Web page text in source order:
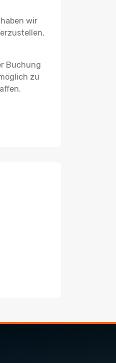
wir
Buchung
zu